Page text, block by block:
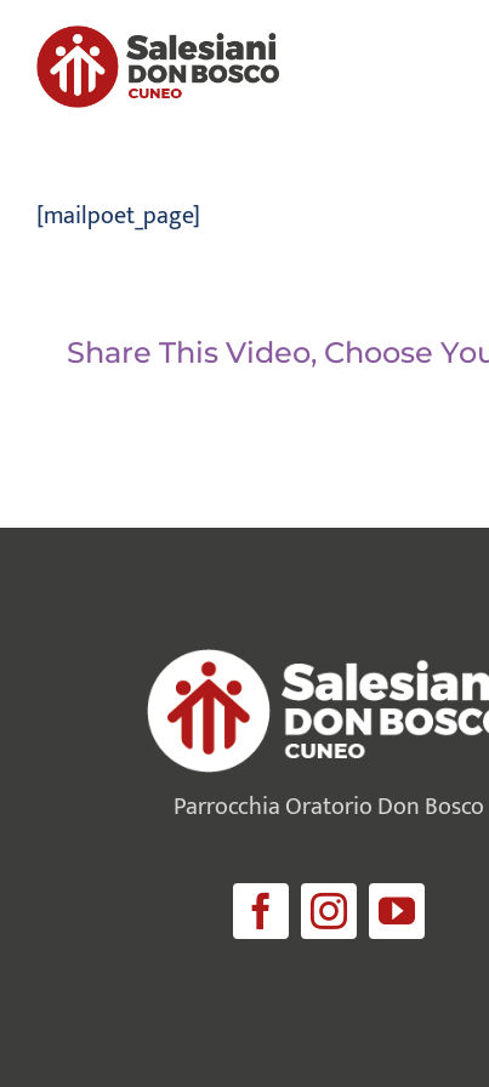
contenuto
[mailpoet_page]
Share This Video, Choose
Parrocchia Oratorio Don Bosco